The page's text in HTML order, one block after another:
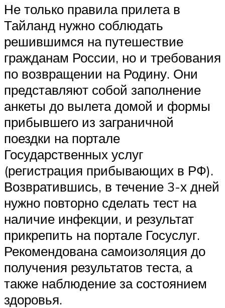
Не только правила прилета в
Тайланд нужно соблюдать
решившимся на путешествие
гражданам России, но и требования
по возвращении на Родину. Они
представляют собой заполнение
анкеты до вылета домой и формы
прибывшего из заграничной
поездки на портале
Государственных услуг
(регистрация прибывающих в РФ).
Возвратившись, в течение 3-х дней
нужно повторно сделать тест на
наличие инфекции, и результат
прикрепить на портале Госуслуг.
Рекомендована самоизоляция до
получения результатов теста, а
также наблюдение за состоянием
здоровья.